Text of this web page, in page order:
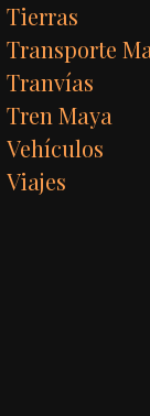
Tierras
Transporte
Tranvías
Tren Maya
Vehículos
Viajes